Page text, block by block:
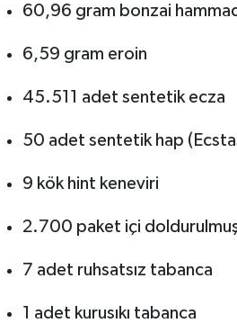
60,96 gram bonzai
6,59 gram eroin
45.511 adet sentetik ecza
50 adet sentetik hap
9 kök hint keneviri
2.700 paket içi
7 adet ruhsatsız tabanca
1 adet kurusıkı tabanca